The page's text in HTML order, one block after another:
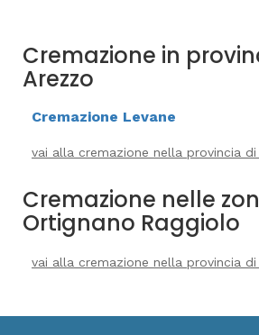
Cremazione in
Arezzo
Cremazione Levane
vai alla cremazione nella provincia di
Cremazione nelle
Ortignano Raggiolo
vai alla cremazione nella provincia di